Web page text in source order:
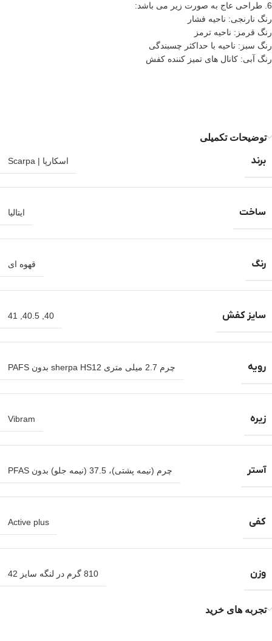
6. طراحی عاج به صورت زیر می باشد:
رنگ نارنجی: ناحیه فشار
رنگ قرمز: ناحیه ترمز
رنگ سبز: ناحیه با حداکثر چسبندگی
رنگ آبی: کانال های تمیز کننده کفش
توضیحات تکمیلی
برند اسکارپا | Scarpa
ساخت ایتالیا
رنگ قهوه ای
سایز کفش 40
40.5
41
رویه چرم 2.7 میلی متری sherpa HS12 بدون PAFS
زیره Vibram
آستر چرم (نیمه پشتی)، 37.5 (نیمه جلو) بدون PFAS
کفی Active plus
وزن 810 گرم در لنگه سایز 42
تجربه های خرید